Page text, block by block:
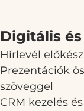
Digitális
Hírlevél
Prezentációk
szöveggel
CRM kezelés